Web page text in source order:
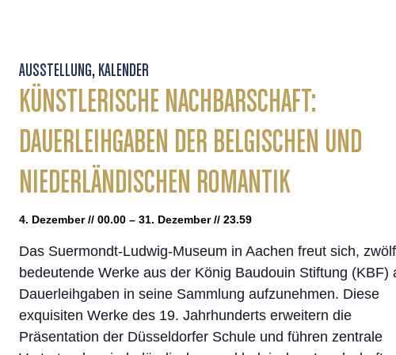
AUSSTELLUNG, KALENDER
KÜNSTLERISCHE NACHBARSCHAFT:
DAUERLEIHGABEN DER BELGISCHEN UND
NIEDERLÄNDISCHEN ROMANTIK
4. Dezember // 00.00 – 31. Dezember // 23.59
Das Suermondt-Ludwig-Museum in Aachen freut sich, zwölf
bedeutende Werke aus der König Baudouin Stiftung (KBF)
Dauerleihgaben in seine Sammlung aufzunehmen. Diese
exquisiten Werke des 19. Jahrhunderts erweitern die
Präsentation der Düsseldorfer Schule und führen zentrale